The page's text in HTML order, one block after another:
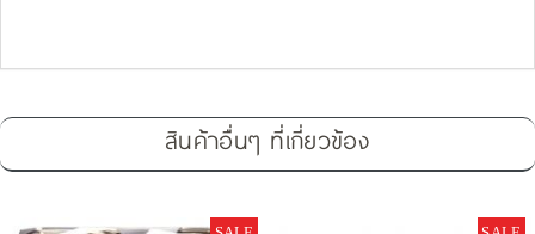
สินค้าอื่นๆ ที่เกี่ยวข้อง